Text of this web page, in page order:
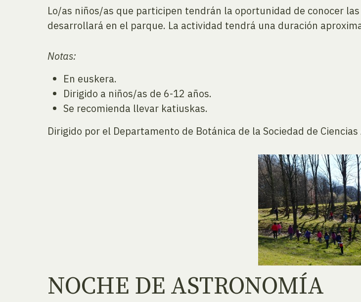
Lo/as niños/as que participen tendrán la oportunidad de conocer
desarrollará en el parque. La actividad tendrá una duración
Notas:
En euskera.
Dirigido a niños/as de 6-12 años.
Se recomienda llevar katiuskas.
Dirigido por el Departamento de Botánica de la Sociedad de
NOCHE DE ASTRONOMÍA